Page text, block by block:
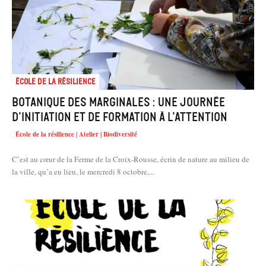
École de la résilience
Botanique des marginales : une journée
d’initiation et de formation à l’attention
École de la résilience | Atelier | Biodiversité
C’est au cœur de la Ferme de la Croix-Rousse, écrin de nature au milieu de
la ville, qu’a eu lieu, le mercredi 8 octobre,...